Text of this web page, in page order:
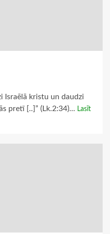
Israēlā kristu un daudzi
pretī [..]” (Lk.2:34)... Lasīt